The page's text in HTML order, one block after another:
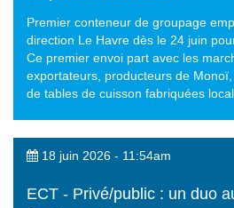
Premier conteneur de groupage
direction Le Havre dès le 24 juin
Ce premier envoi part avec les
exportateurs, producteurs de
de tables de cuisson fabriquées
18 juin 2026 - 11:54am
ECT - Privé/public : un duo